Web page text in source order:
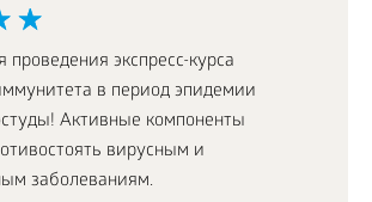
проведения экспресс-курса
в период эпидемии
Активные компоненты
вирусным и
заболеваниям.